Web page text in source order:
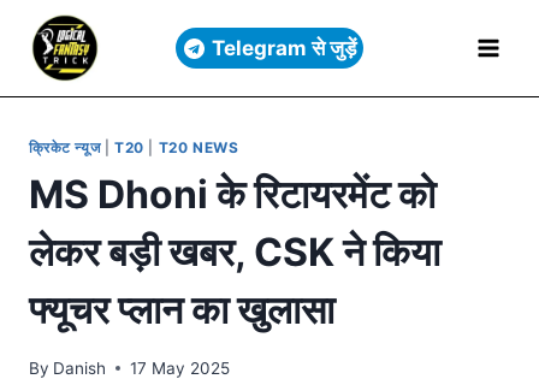
Telegram से जुड़ें
क्रिकेट न्यूज| T20 T20 NEWS
MS Dhoni के रिटायरमेंट को
लेकर बड़ी खबर, CSK ने किया
फ्यूचर प्लान का खुलासा
By Danish 17 May 2025